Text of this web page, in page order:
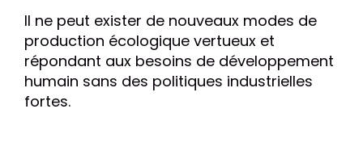
Il ne peut exister de nouveaux modes de
production écologique vertueux et
répondant aux besoins de développement
humain sans des politiques industrielles
fortes.